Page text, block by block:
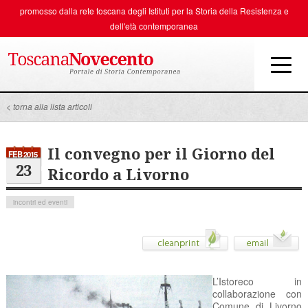
promosso dalla rete toscana degli Istituti per la Storia della Resistenza e
dell'età contemporanea
< torna alla lista articoli
FEB 2015
23
Il convegno per il Giorno del
Ricordo a Livorno
incontri ed eventi
L’Istoreco in
collaborazione con